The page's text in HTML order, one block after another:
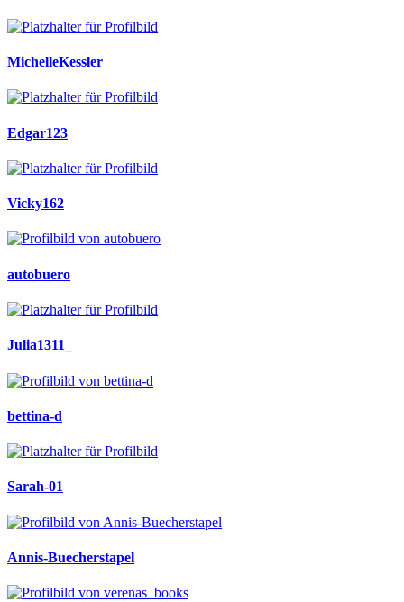
MichelleKessler
Edgar123
Vicky162
autobuero
Julia1311_
bettina-d
Sarah-01
Annis-Buecherstapel